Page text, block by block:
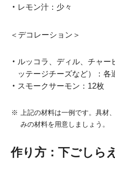
レモン汁：少々
＜デコレーション＞
ルッコラ、ディル、チャー
ッテージチーズなど）：各
スモークサーモン：12枚
上記の材料は一例です。具材
みの材料を用意しましょう。
作り方：下ごしらえ